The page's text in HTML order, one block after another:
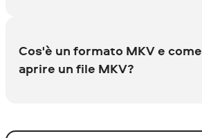
Cos'è un formato MKV e come
aprire un file MKV?